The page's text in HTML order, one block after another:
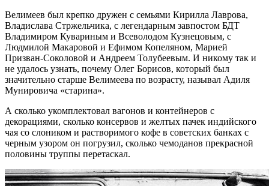
Велимеев был крепко дружен с семьями Кирилла Лаврова,
Владислава Стржельчика, с легендарным завпостом БДТ
Владимиром Кувариным и Всеволодом Кузнецовым, с
Людмилой Макаровой и Ефимом Копеляном, Марией
Призван-Соколовой и Андреем Толубеевым. И никому так и
не удалось узнать, почему Олег Борисов, который был
значительно старше Велимеева по возрасту, называл Адиля
Мунировича «старина».
А сколько укомплектовал вагонов и контейнеров с
декорациями, сколько консервов и желтых пачек индийского
чая со слоником и растворимого кофе в советских банках с
черным узором он погрузил, сколько чемоданов прекрасной
половины труппы перетаскал.